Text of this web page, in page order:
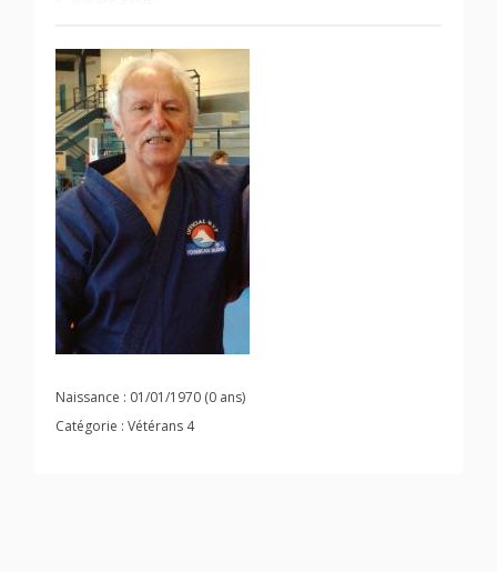
Naissance : 01/01/1970 (0 ans)
Catégorie : Vétérans 4